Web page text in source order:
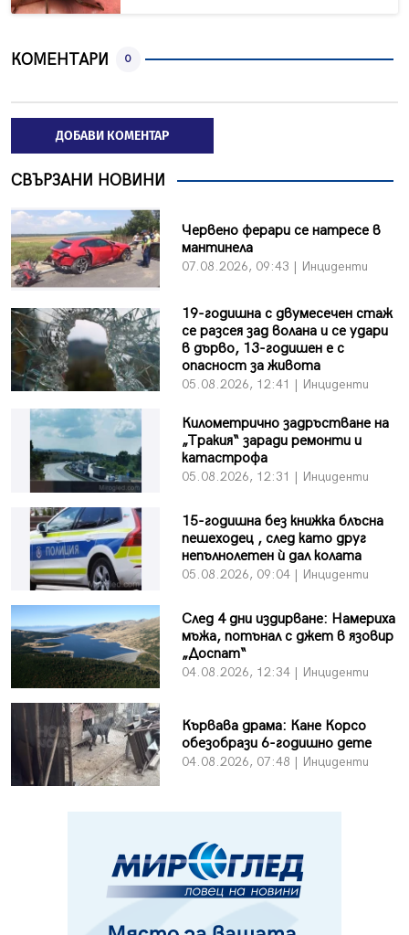
КОМЕНТАРИ 0
ДОБАВИ КОМЕНТАР
СВЪРЗАНИ НОВИНИ
Червено ферари се натресе в
мантинела
07.08.2026, 09:43 | Инциденти
19-годишна с двумесечен стаж
се разсея зад волана и се удари
в дърво, 13-годишен е с
опасност за живота
05.08.2026, 12:41 | Инциденти
Километрично задръстване на
„Тракия“ заради ремонти и
катастрофа
05.08.2026, 12:31 | Инциденти
15-годишна без книжка блъсна
пешеходец , след като друг
непълнолетен ѝ дал колата
05.08.2026, 09:04 | Инциденти
След 4 дни издирване: Намериха
мъжа, потънал с джет в язовир
„Доспат“
04.08.2026, 12:34 | Инциденти
Кървава драма: Кане Корсо
обезобрази 6-годишно дете
04.08.2026, 07:48 | Инциденти